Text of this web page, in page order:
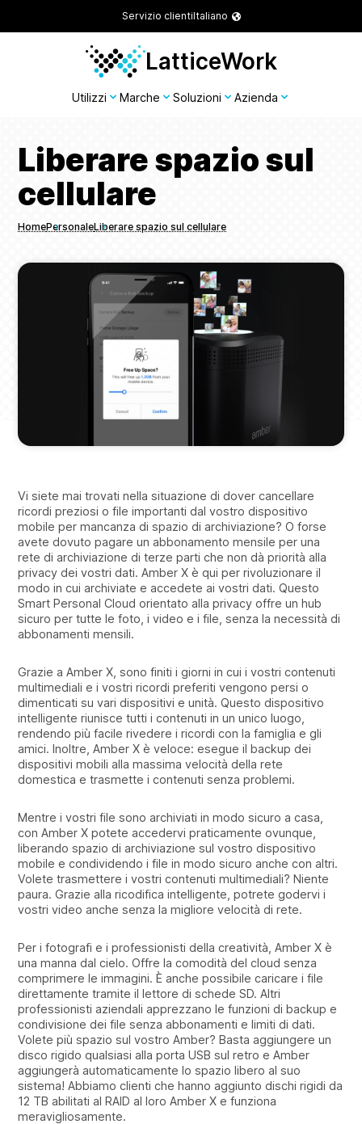
Servizio clientiItaliano
LatticeWork
Utilizzi Marche Soluzioni Azienda
Liberare spazio sul
cellulare
Breadcrumbs
HomePersonaleLiberare spazio sul cellulare
Vi siete mai trovati nella situazione di dover cancellare
ricordi preziosi o file importanti dal vostro dispositivo
mobile per mancanza di spazio di archiviazione? O forse
avete dovuto pagare un abbonamento mensile per una
rete di archiviazione di terze parti che non dà priorità alla
privacy dei vostri dati. Amber X è qui per rivoluzionare il
modo in cui archiviate e accedete ai vostri dati. Questo
Smart Personal Cloud orientato alla privacy offre un hub
sicuro per tutte le foto, i video e i file, senza la necessità di
abbonamenti mensili.
Grazie a Amber X, sono finiti i giorni in cui i vostri contenuti
multimediali e i vostri ricordi preferiti vengono persi o
dimenticati su vari dispositivi e unità. Questo dispositivo
intelligente riunisce tutti i contenuti in un unico luogo,
rendendo più facile rivedere i ricordi con la famiglia e gli
amici. Inoltre, Amber X è veloce: esegue il backup dei
dispositivi mobili alla massima velocità della rete
domestica e trasmette i contenuti senza problemi.
Mentre i vostri file sono archiviati in modo sicuro a casa,
con Amber X potete accedervi praticamente ovunque,
liberando spazio di archiviazione sul vostro dispositivo
mobile e condividendo i file in modo sicuro anche con altri.
Volete trasmettere i vostri contenuti multimediali? Niente
paura. Grazie alla ricodifica intelligente, potrete godervi i
vostri video anche senza la migliore velocità di rete.
Per i fotografi e i professionisti della creatività, Amber X è
una manna dal cielo. Offre la comodità del cloud senza
comprimere le immagini. È anche possibile caricare i file
direttamente tramite il lettore di schede SD. Altri
professionisti aziendali apprezzano le funzioni di backup e
condivisione dei file senza abbonamenti e limiti di dati.
Volete più spazio sul vostro Amber? Basta aggiungere un
disco rigido qualsiasi alla porta USB sul retro e Amber
aggiungerà automaticamente lo spazio libero al suo
sistema! Abbiamo clienti che hanno aggiunto dischi rigidi da
12 TB abilitati al RAID al loro Amber X e funziona
meravigliosamente.